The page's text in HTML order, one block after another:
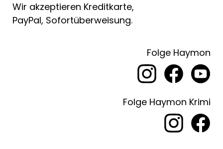
Wir akzeptieren Kreditkarte,
PayPal, Sofortüberweisung.
Folge Haymon
Folge Haymon Krimi